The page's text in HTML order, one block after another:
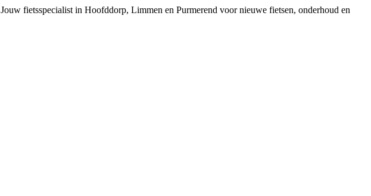
Jouw fietsspecialist in Hoofddorp, Limmen en Purmerend voor nieuwe fietsen, onderhoud en